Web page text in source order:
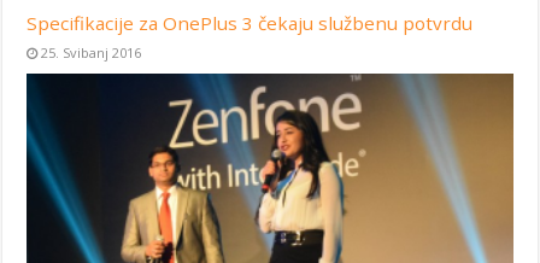
Specifikacije za OnePlus 3 čekaju službenu potvrdu
25. Svibanj 2016